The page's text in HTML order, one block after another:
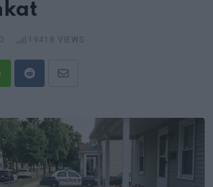
RedditShare
Email